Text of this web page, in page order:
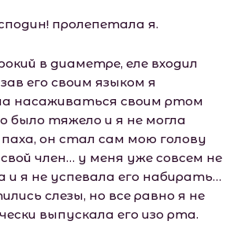
пролепетала я.
в диаметре, еле входил
его своим языком я
насаживаться своим ртом
было тяжело и я не могла
он стал сам мою голову
член… у меня уже совсем не
и я не успевала его набирать…
слезы, но все равно я не
выпускала его изо рта.